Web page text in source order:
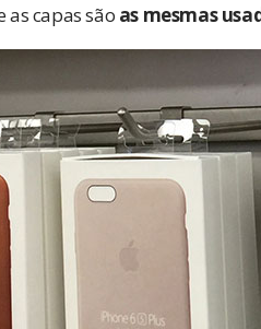
as capas são as mesmas